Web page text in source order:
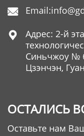
 Email:

Адрес: 2-й
Синьчжоу №
Цзэнчэн,
ОСТАЛИСЬ
Оставьте нам